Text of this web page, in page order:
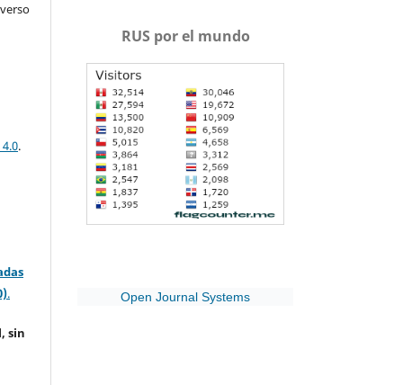
.
.
sin
RUS por el mundo
Open Journal Systems